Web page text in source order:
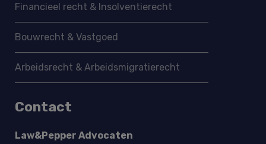
Financieel recht & Insolventierecht
Bouwrecht & Vastgoed
Arbeidsrecht & Arbeidsmigratie­recht
Contact
Law&Pepper Advocaten